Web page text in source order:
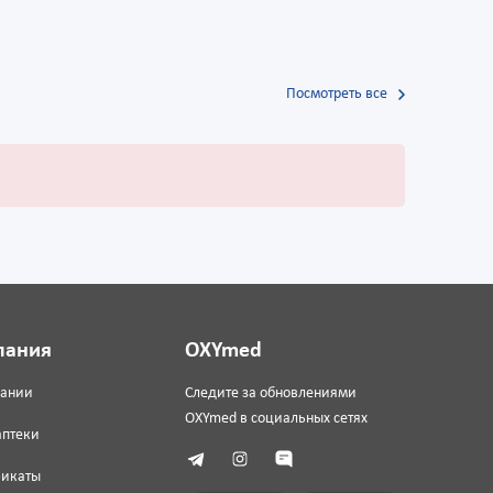
Посмотреть все
OXYmed
Следите за обновлениями
OXYmed в социальных сетях